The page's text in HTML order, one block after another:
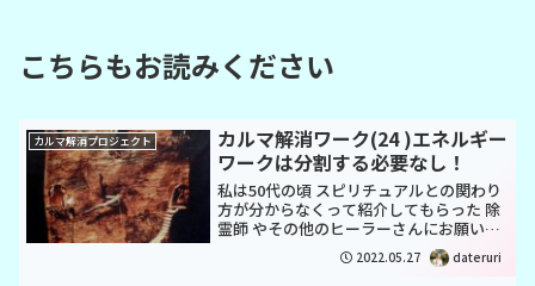
こちらもお読みください
カルマ解消プロジェクト
カルマ解消ワーク(24 )エネルギー
ワークは分割する必要なし！
私は50代の頃 スピリチュアルとの関わり
方が分からなくって紹介してもらった 除
霊師 やその他のヒーラーさんにお願いし
て体調不良 改善 や生霊の除去 などをやっ
てもらっていましたしかしやってもやっ
2022.05.27 dateruri